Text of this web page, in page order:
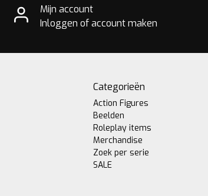
Mijn account
Inloggen of account maken
Categorieën
Action Figures
Beelden
Roleplay items
Merchandise
Zoek per serie
SALE